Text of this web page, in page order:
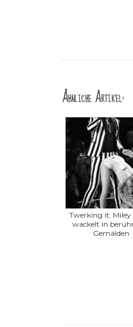
Ähnliche Artikel:
Twerking it: Miley
wackelt in
Gemälden